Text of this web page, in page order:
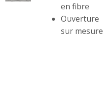
en fibre
Ouverture
sur mesure